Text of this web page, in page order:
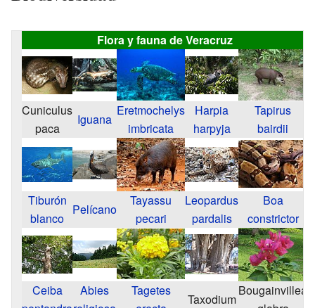
Flora y fauna de Veracruz
Cuniculus
paca
Iguana
Eretmochelys
imbricata
Harpia
harpyja
Tapirus
bairdii
Tiburón
blanco
Pelícano
Tayassu
pecari
Leopardus
pardalis
Boa
constrictor
Ceiba
Abies
Tagetes
Taxodium
Bougainvillea